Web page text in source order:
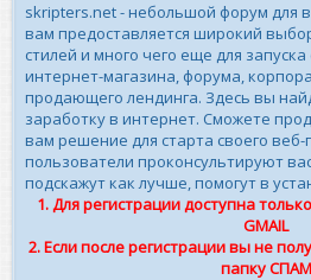
skripters.net - небольшой форум для
вам предоставляется широкий
стилей и много чего еще для
интернет-магазина, форума,
продающего лендинга. Здесь вы
заработку в интернет. Сможете
вам решение для старта своего
пользователи проконсультируют
подскажут как лучше, помогут в
1. Для регистрации доступна
GMAIL
2. Если после регистрации вы не
папку СПАМ